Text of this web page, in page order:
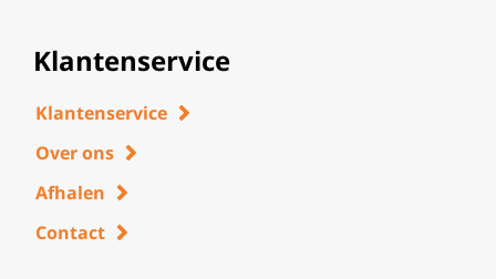
Klantenservice
Klantenservice
Over ons
Afhalen
Contact